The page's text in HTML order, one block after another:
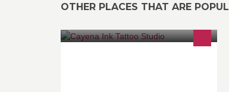
OTHER PLACES THAT ARE